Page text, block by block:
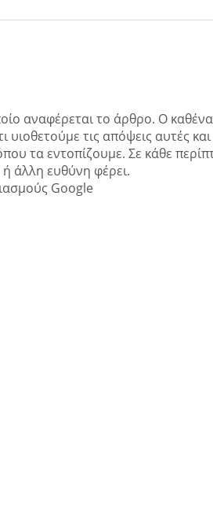
αναφέρεται το άρθρο. Ο
τις απόψεις αυτές και
τα εντοπίζουμε. Σε κάθε
άλλη ευθύνη φέρει.
Google